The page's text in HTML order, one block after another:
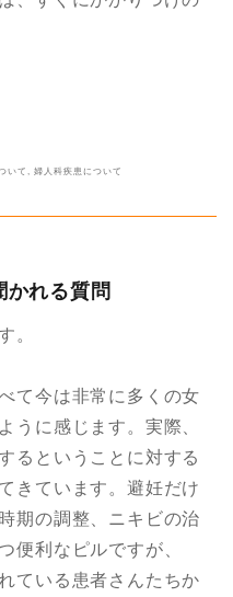
いて, 婦人科疾患について
かれる質問
。
て今は非常に多くの女
うに感じます。実際、
るということに対する
きています。避妊だけ
期の調整、ニキビの治
便利なピルですが、
ている患者さんたちか